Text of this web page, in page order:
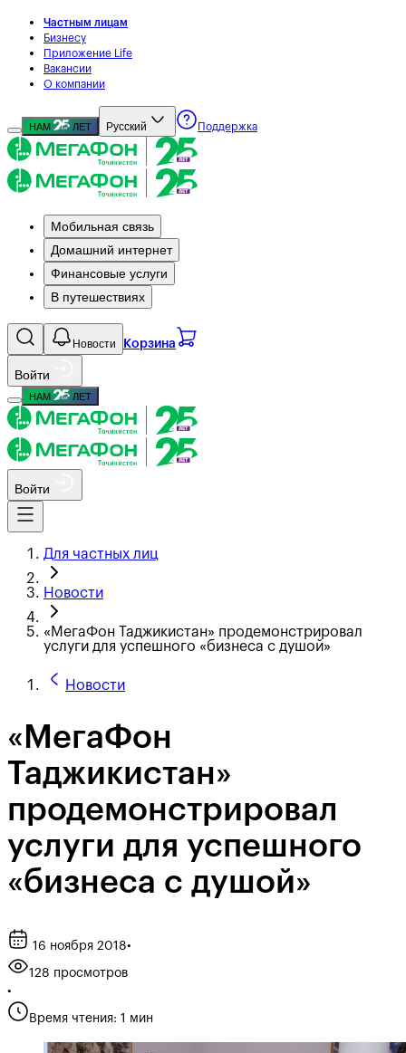
Частным лицам
Бизнесу
Приложение Life
Вакансии
О компании
НАМ ЛЕТ Русский Поддержка
Мобильная связь
Домашний интернет
Финансовые услуги
В путешествиях
Новости Корзина
Войти
НАМ ЛЕТ
Войти
Для частных лиц
Новости
«МегаФон Таджикистан» продемонстрировал
услуги для успешного «бизнеса с душой»
Новости
«МегаФон
Таджикистан»
продемонстрировал
услуги для успешного
«бизнеса с душой»
16 ноября 2018•
128 просмотров
•
Время чтения: 1 мин